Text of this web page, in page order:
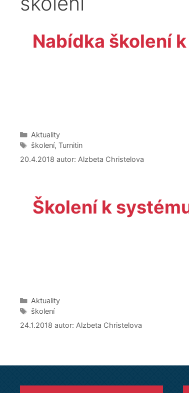
Nabídka školení
Rubriky
Aktuality
Štítky
školení, Turnitin
20.4.2018 autor: Alzbeta Christelova
Školení k
Rubriky
Aktuality
Štítky
školení
24.1.2018 autor: Alzbeta Christelova